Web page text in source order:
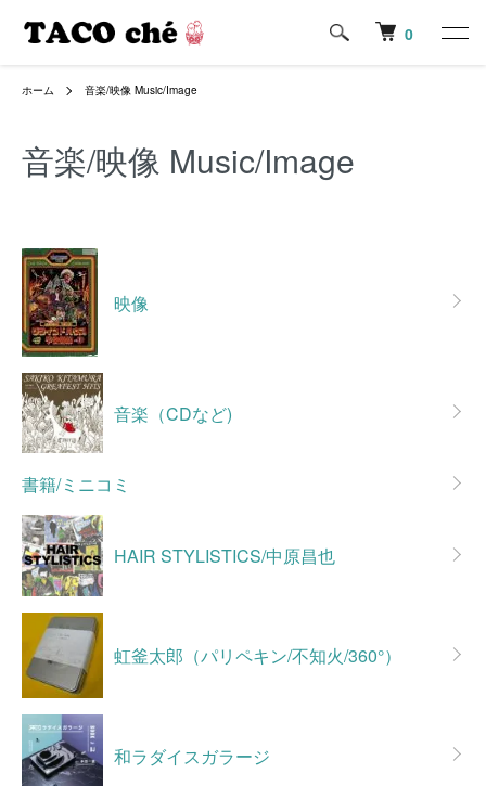
0
ホーム 音楽/映像 Music/Image
音楽/映像 Music/Image
映像
音楽（CDなど)
書籍/ミニコミ
HAIR STYLISTICS/中原昌也
虹釜太郎（パリペキン/不知火/360°）
和ラダイスガラージ